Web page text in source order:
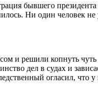
бывшего президента
Ни один человек
и решили копнуть
дел в судах и
огласил,